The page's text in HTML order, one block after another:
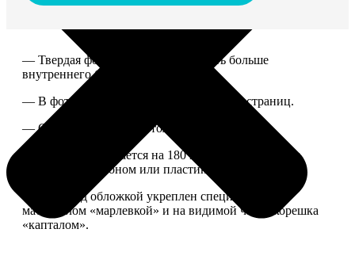
— Твердая фотообложка, размер чуть больше
внутреннего блока.
— В фотокниге может быть от 20 до 100 страниц.
— Страницы плотные, толщина 1 мм.
— Книга раскрывается на 180 градусов, развороты
укреплены картоном или пластиком.
— Блок под обложкой укреплен специальным
материалом «марлевкой» и на видимой части корешка
«капталом».